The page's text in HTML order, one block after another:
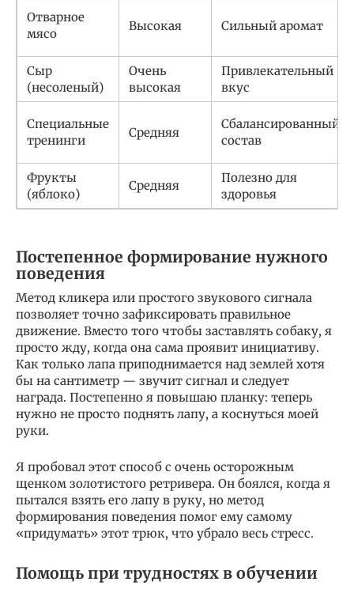
Отварное
мясо
Высокая Сильный аромат
Сыр
(несоленый)
Очень
высокая
Привлекательный
вкус
Специальные
тренинги
Средняя
Сбалансированный
состав
Фрукты
(яблоко)
Средняя
Полезно для
здоровья
Постепенное формирование нужного
поведения
Метод кликера или простого звукового сигнала
позволяет точно зафиксировать правильное
движение. Вместо того чтобы заставлять собаку, я
просто жду, когда она сама проявит инициативу.
Как только лапа приподнимается над землей хотя
бы на сантиметр — звучит сигнал и следует
награда. Постепенно я повышаю планку: теперь
нужно не просто поднять лапу, а коснуться моей
руки.
Я пробовал этот способ с очень осторожным
щенком золотистого ретривера. Он боялся, когда я
пытался взять его лапу в руку, но метод
формирования поведения помог ему самому
«придумать» этот трюк, что убрало весь стресс.
Помощь при трудностях в обучении